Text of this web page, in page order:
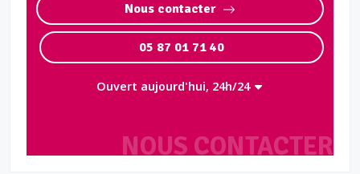
NOUS CONTACTER
Nous contacter
05 87 01 71 40
Ouvert aujourd'hui, 24h/24